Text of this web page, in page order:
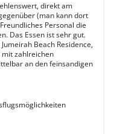
direkt am
(man kann dort
Personal die
Das Essen ist sehr gut.
Beach Residence,
mit zahlreichen
an den feinsandigen